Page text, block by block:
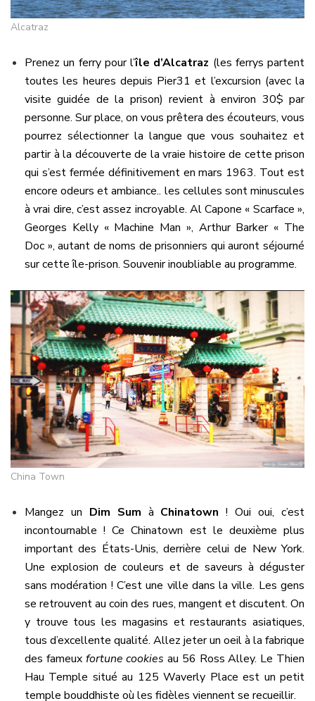
Alcatraz
Prenez un ferry pour l’île d’Alcatraz (les ferrys partent
toutes les heures depuis Pier31 et l’excursion (avec la
visite guidée de la prison) revient à environ 30$ par
personne. Sur place, on vous prêtera des écouteurs, vous
pourrez sélectionner la langue que vous souhaitez et
partir à la découverte de la vraie histoire de cette prison
qui s’est fermée définitivement en mars 1963. Tout est
encore odeurs et ambiance.. les cellules sont minuscules
à vrai dire, c’est assez incroyable. Al Capone « Scarface »,
Georges Kelly « Machine Man », Arthur Barker « The
Doc », autant de noms de prisonniers qui auront séjourné
sur cette île-prison. Souvenir inoubliable au programme.
China Town
Mangez un Dim Sum à Chinatown ! Oui oui, c’est
incontournable ! Ce Chinatown est le deuxième plus
important des États-Unis, derrière celui de New York.
Une explosion de couleurs et de saveurs à déguster
sans modération ! C’est une ville dans la ville. Les gens
se retrouvent au coin des rues, mangent et discutent. On
y trouve tous les magasins et restaurants asiatiques,
tous d’excellente qualité. Allez jeter un oeil à la fabrique
des fameuxfortune cookies au 56 Ross Alley. Le Thien
Hau Temple situé au 125 Waverly Place est un petit
temple bouddhiste où les fidèles viennent se recueillir.